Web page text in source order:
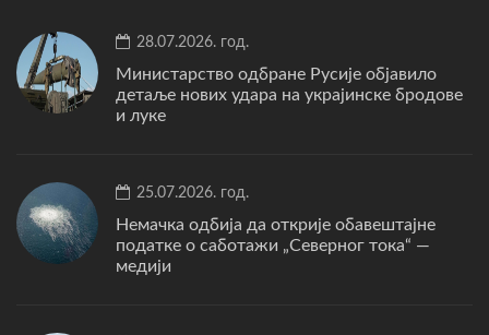
28.07.2026. год.
Министарство одбране Русије објавило
детаље нових удара на украјинске бродове
и луке
25.07.2026. год.
Немачка одбија да открије обавештајне
податке о саботажи „Северног тока“ —
медији